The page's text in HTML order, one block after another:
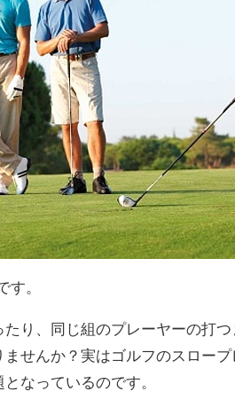
す。
り、同じ組のプレーヤーの打
せんか？実はゴルフのスロー
なっているのです。